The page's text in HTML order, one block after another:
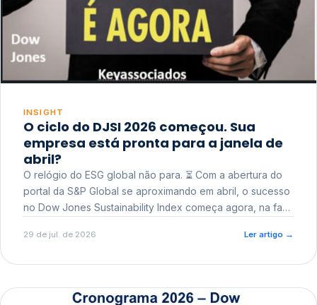
INSIGHT
O ciclo do DJSI 2026 começou. Sua
empresa está pronta para a janela de
abril?
O relógio do ESG global não para. ⏳ Com a abertura do
portal da S&P Global se aproximando em abril, o sucesso
no Dow Jones Sustainability Index começa agora, na fase
29 de jul. de 2026 Ler artigo →